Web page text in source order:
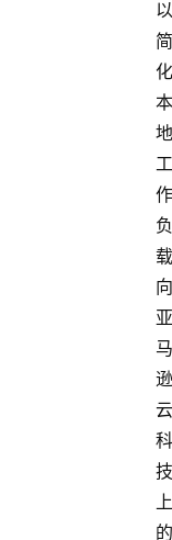
以
简
化
本
地
工
作
负
载
向
亚
马
逊
云
科
技
上
的